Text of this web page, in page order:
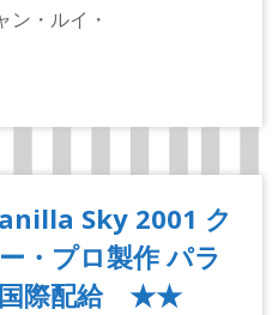
ン・ルイ・
Sky 2001 ク
・プロ製作 パラ
国際配給 ★★